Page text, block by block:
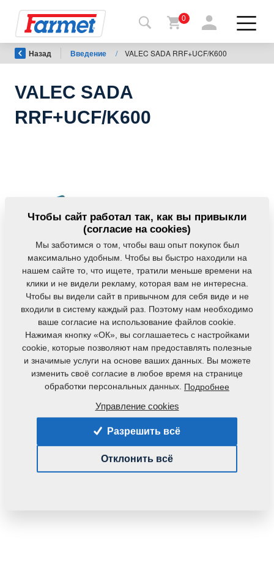
Назад
на
шоп
скачиванию
0
Назад Введение / VALEC SADA RRF+UCF/K600
VALEC SADA
RRF+UCF/K600
Код продукта: VZ00077886
Первоначальный номер по каталогу:
301185930091048000990-301048000990-
762,6670 Кг
Чтобы сайт работал так, как вы привыкли
(согласие на cookies)
Мы заботимся о том, чтобы ваш опыт покупок был
максимально удобным. Чтобы вы быстро находили на
нашем сайте то, что ищете, тратили меньше времени на
клики и не видели рекламу, которая вам не интересна.
Чтобы вы видели сайт в привычном для себя виде и не
входили в систему каждый раз. Поэтому нам необходимо
ваше согласие на использование файлов cookie.
Нажимая кнопку «ОК», вы соглашаетесь с настройками
cookie, которые позволяют нам предоставлять полезные
и значимые услуги на основе ваших данных. Вы можете
изменить своё согласие в любое время на странице
обработки персональных данных. Подробнее
Управление cookies
Разрешить всё
Отклонить всё